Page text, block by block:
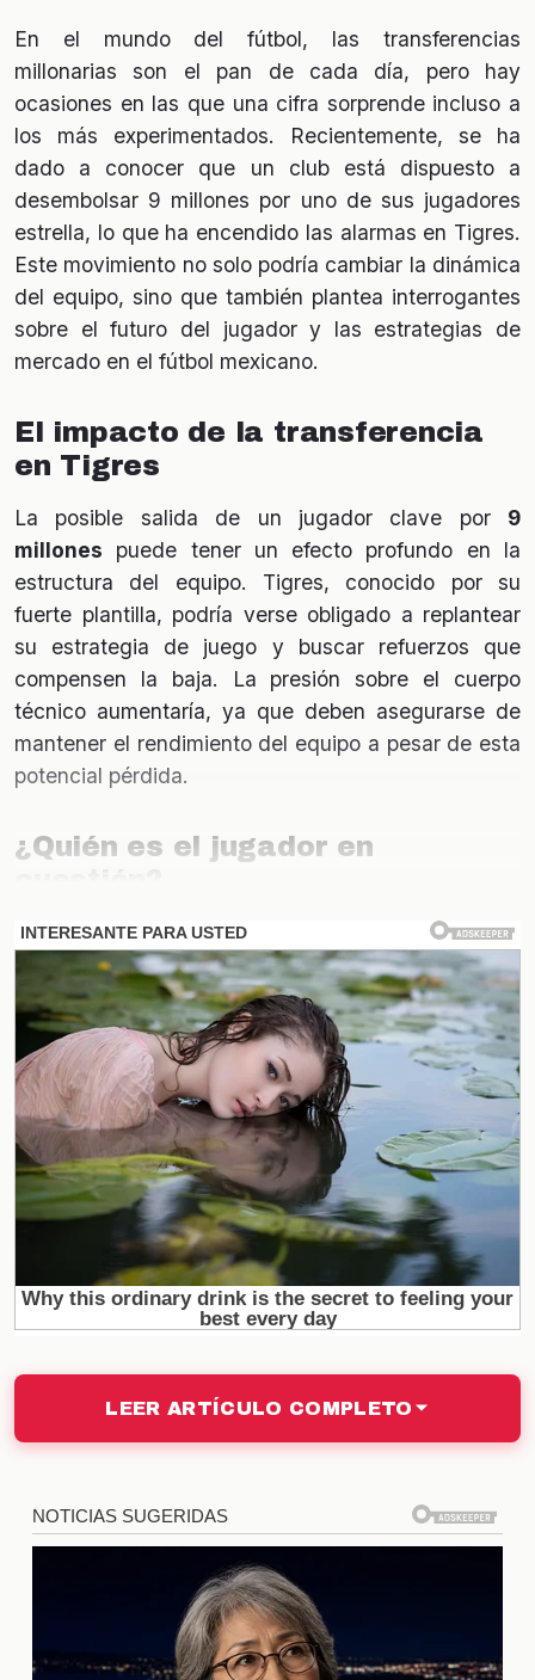
En el mundo del fútbol, las transferencias
millonarias son el pan de cada día, pero hay
ocasiones en las que una cifra sorprende incluso a
los más experimentados. Recientemente, se ha
dado a conocer que un club está dispuesto a
desembolsar 9 millones por uno de sus jugadores
estrella, lo que ha encendido las alarmas en Tigres.
Este movimiento no solo podría cambiar la dinámica
del equipo, sino que también plantea interrogantes
sobre el futuro del jugador y las estrategias de
mercado en el fútbol mexicano.
El impacto de la transferencia
en Tigres
La posible salida de un jugador clave por 9
millones puede tener un efecto profundo en la
estructura del equipo. Tigres, conocido por su
fuerte plantilla, podría verse obligado a replantear
su estrategia de juego y buscar refuerzos que
compensen la baja. La presión sobre el cuerpo
técnico aumentaría, ya que deben asegurarse de
mantener el rendimiento del equipo a pesar de esta
potencial pérdida.
¿Quién es el jugador en
El jugador que está en el centro de esta atención es
un talento emergente que ha demostrado su valía
en la cancha. Su habilidad para marcar goles y
asistir a sus compañeros lo ha convertido en un
activo invaluable para Tigres. Los rumores sobre su
transferencia han generado un gran interés, no solo
entre los aficionados, sino también en otros clubes
que podrían estar al acecho para hacerse con sus
servicios.
Reacción de los aficionados
Los seguidores de Tigres han expresado una
venta. Algunos sienten que es una oportunidad
para que el club obtenga un beneficio económico
significativo, mientras que otros temen que la salida
redes sociales han sido un hervidero de opiniones,
donde se discuten tanto las implicaciones
deportivas como las financieras de esta decisión.
Comparativa de transferencias
LEER ARTÍCULO COMPLETO